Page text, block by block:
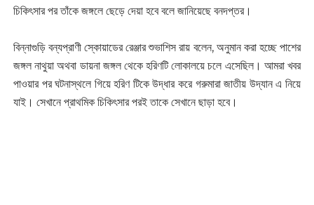
চিকিৎসার পর তাঁকে জঙ্গলে ছেড়ে দেয়া হবে বলে জানিয়েছে বনদপ্তর।
বিন্নাগুড়ি বন্যপ্রাণী স্কোয়াডের রেঞ্জার শুভাশিস রায় বলেন, অনুমান করা হচ্ছে পাশের
জঙ্গল নাথুয়া অথবা ডায়না জঙ্গল থেকে হরিণটি লোকালয়ে চলে এসেছিল। আমরা খবর
পাওয়ার পর ঘটনাস্থলে গিয়ে হরিণ টিকে উদ্ধার করে গরুমারা জাতীয় উদ্যান এ নিয়ে
যাই। সেখানে প্রাথমিক চিকিৎসার পরই তাকে সেখানে ছাড়া হবে।